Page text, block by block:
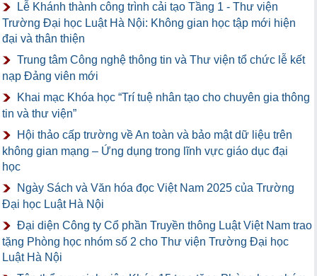
Lễ Khánh thành công trình cải tạo Tầng 1 - Thư viện
Trường Đại học Luật Hà Nội: Không gian học tập mới hiện
đại và thân thiện
Trung tâm Công nghệ thông tin và Thư viện tổ chức lễ kết
nạp Đảng viên mới
Khai mạc Khóa học “Trí tuệ nhân tạo cho chuyên gia thông
tin và thư viện”
Hội thảo cấp trường về An toàn và bảo mật dữ liệu trên
không gian mạng – Ứng dụng trong lĩnh vực giáo dục đại
học
Ngày Sách và Văn hóa đọc Việt Nam 2025 của Trường
Đại học Luật Hà Nội
Đại diện Công ty Cổ phần Truyền thông Luật Việt Nam trao
tặng Phòng học nhóm số 2 cho Thư viện Trường Đại học
Luật Hà Nội